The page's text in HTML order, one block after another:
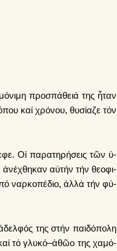
προ­σπά­θειά της ἦ­ταν
καί χρό­νου, θυ­σί­α­ζε τόν
Οἱ πα­ρα­τη­ρή­σεις τῶν ὑ­
ἀ­νέ­χθη­καν αὐ­τήν τήν θε­ο­φι­
ναρ­κο­πέ­διο, ἀλ­λά τήν φύ­
της στήν παι­δό­πο­λη
τό γλυ­κό–ἀ­θῶ­ο της χα­μό­